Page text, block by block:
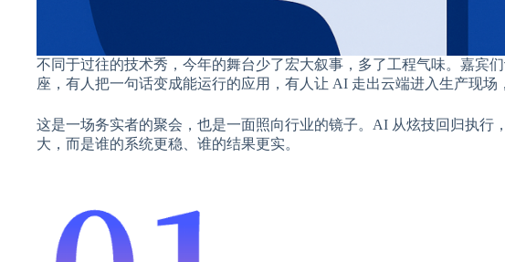
不同于过往的技术秀，今年的舞台少了宏大叙事，多了工程气味。嘉宾
座，有人把一句话变成能运行的应用，有人让 AI 走出云端进入生产现场
这是一场务实者的聚会，也是一面照向行业的镜子。AI 从炫技回归执
大，而是谁的系统更稳、谁的结果更实。